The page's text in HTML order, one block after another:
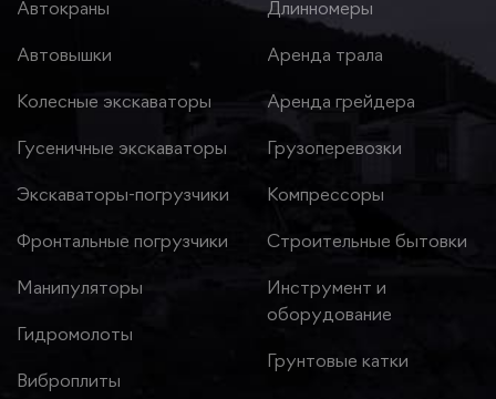
Автокраны
Автовышки
Колесные экскаваторы
Гусеничные экскаваторы
Экскаваторы-погрузчики
Фронтальные погрузчики
Манипуляторы
Гидромолоты
Виброплиты
Длинномеры
Аренда трала
Аренда грейдера
Грузоперевозки
Компрессоры
Строительные бытовки
Инструмент и
оборудование
Грунтовые катки